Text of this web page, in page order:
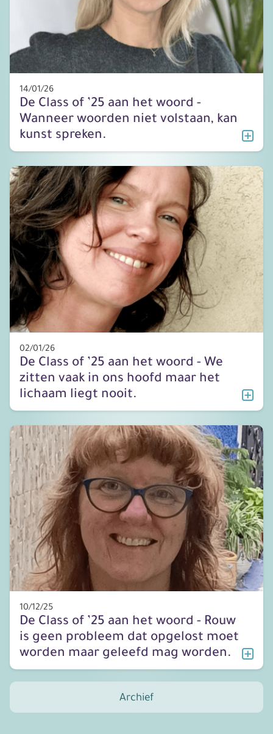
14/01/26
De Class of ’25 aan het woord -
Wanneer woorden niet volstaan, kan
kunst spreken.
02/01/26
De Class of ’25 aan het woord - We
zitten vaak in ons hoofd maar het
lichaam liegt nooit.
10/12/25
De Class of ’25 aan het woord - Rouw
is geen probleem dat opgelost moet
worden maar geleefd mag worden.
Archief